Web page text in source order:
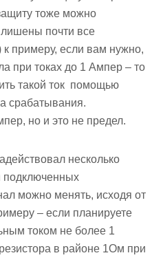
тоже можно
почти все
примеру, если вам нужно,
при токах до 1 Ампер – то
такой ток помощью
срабатывания.
но и это не предел.
несколько
подключенных
можно менять, исходя от
– если планируете
током не более 1
в районе 1Ом при